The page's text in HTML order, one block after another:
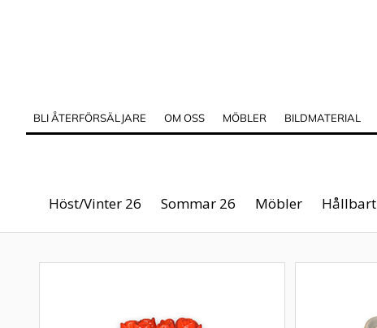
BLI ÅTERFÖRSÄLJARE OM OSS MÖBLER BILDMATERIAL
Höst/Vinter 26 Sommar 26 Möbler Hållbart